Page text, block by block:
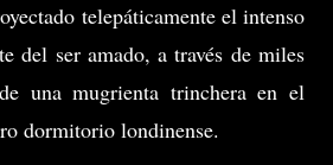
telepáticamente el intenso
del ser amado, a través de miles
una mugrienta trinchera en el
dormitorio londinense.